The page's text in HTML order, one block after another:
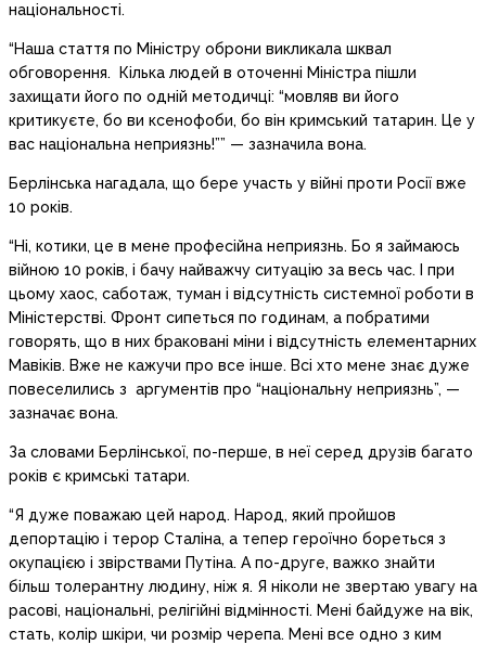
національності.
“Наша стаття по Міністру оброни викликала шквал
обговорення. Кілька людей в оточенні Міністра пішли
захищати його по одній методичці: “мовляв ви його
критикуєте, бо ви ксенофоби, бо він кримський татарин. Це у
вас національна неприязнь!”” — зазначила вона.
Берлінська нагадала, що бере участь у війні проти Росії вже
10 років.
“Ні, котики, це в мене професійна неприязнь. Бо я займаюсь
війною 10 років, і бачу найважчу ситуацію за весь час. І при
цьому хаос, саботаж, туман і відсутність системної роботи в
Міністерстві. Фронт сипеться по годинам, а побратими
говорять, що в них браковані міни і відсутність елементарних
Мавіків. Вже не кажучи про все інше. Всі хто мене знає дуже
повеселились з аргументів про “національну неприязнь”, —
зазначає вона.
За словами Берлінської, по-перше, в неї серед друзів багато
років є кримські татари.
“Я дуже поважаю цей народ. Народ, який пройшов
депортацію і терор Сталіна, а тепер героїчно бореться з
окупацією і звірствами Путіна. А по-друге, важко знайти
більш толерантну людину, ніж я. Я ніколи не звертаю увагу на
расові, національні, релігійні відмінності. Мені байдуже на вік,
стать, колір шкіри, чи розмір черепа. Мені все одно з ким